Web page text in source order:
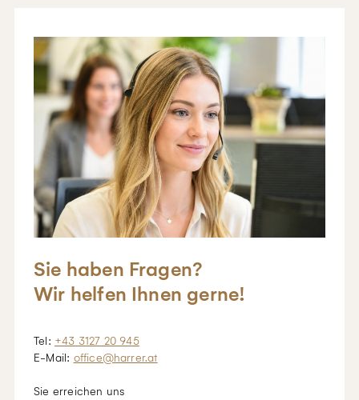
Sie haben Fragen?
Wir helfen Ihnen gerne!
Tel: +43 3127 20 945
E-Mail: office@harrer.at
Sie erreichen uns